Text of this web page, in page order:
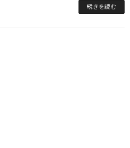
続きを読む